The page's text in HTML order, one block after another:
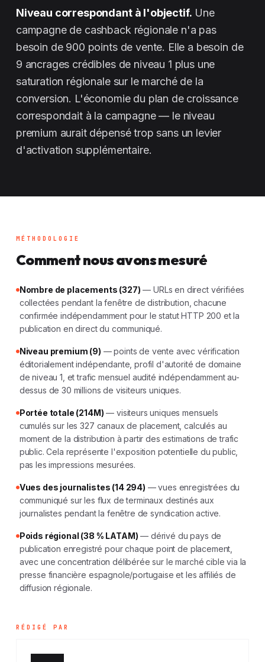
Niveau correspondant à l'objectif. Une
campagne de cashback régionale n'a pas
besoin de 900 points de vente. Elle a besoin de
9 ancrages crédibles de niveau 1 plus une
saturation régionale sur le marché de la
conversion. L'économie du plan de croissance
correspondait à la campagne — le niveau
premium aurait dépensé trop sans un levier
d'activation supplémentaire.
MÉTHODOLOGIE
Comment nous avons mesuré
Nombre de placements (327) — URLs en direct vérifiées
collectées pendant la fenêtre de distribution, chacune
confirmée indépendamment pour le statut HTTP 200 et la
publication en direct du communiqué.
Niveau premium (9) — points de vente avec vérification
éditorialement indépendante, profil d'autorité de domaine
de niveau 1, et trafic mensuel audité indépendamment au-
dessus de 30 millions de visiteurs uniques.
Portée totale (214M) — visiteurs uniques mensuels
cumulés sur les 327 canaux de placement, calculés au
moment de la distribution à partir des estimations de trafic
public. Cela représente l'exposition potentielle du public,
pas les impressions mesurées.
Vues des journalistes (14 294) — vues enregistrées du
communiqué sur les flux de terminaux destinés aux
journalistes pendant la fenêtre de syndication active.
Poids régional (38 % LATAM) — dérivé du pays de
publication enregistré pour chaque point de placement,
avec une concentration délibérée sur le marché cible via la
presse financière espagnole/portugaise et les affiliés de
diffusion régionale.
RÉDIGÉ PAR